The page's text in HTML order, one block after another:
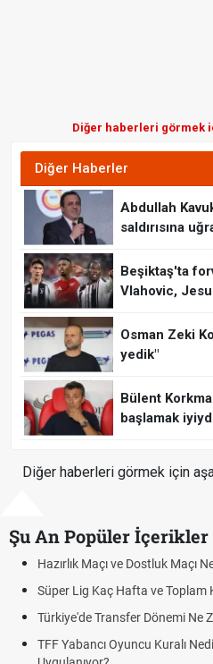
Diğer haberleri görmek
Diğer Haberler
Abdullah
saldırısına
Beşiktaş'ta
Vlahovic,
Osman Zeki
yedik"
Bülent
başlamak
Diğer haberleri görmek için
Şu An Popüler İçerikler
Hazırlık Maçı ve Dostluk Maçı
Süper Lig Kaç Hafta ve Toplam Kaç
Türkiye'de Transfer Dönemi Ne
TFF Yabancı Oyuncu Kuralı Nedir?